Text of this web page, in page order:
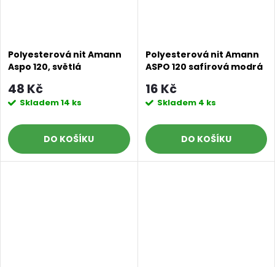
Polyesterová nit Amann
Aspo 120, světlá
48 Kč
Skladem14 ks
DO KOŠÍKU
Polyesterová nit Amann
ASPO 120 safírová modrá
16 Kč
Skladem 4 ks
DO KOŠÍKU